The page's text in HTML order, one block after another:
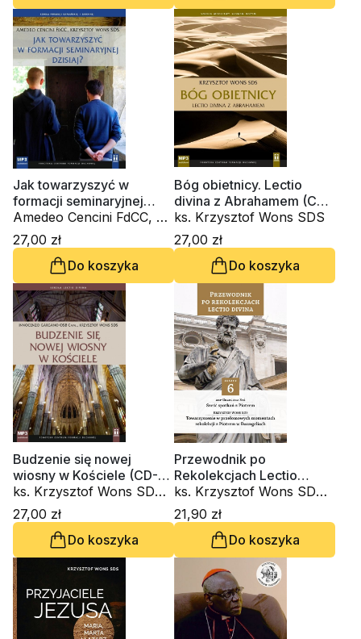
Jak towarzyszyć w
formacji seminaryjnej
dzisiaj? (CD-audiobook)
Amedeo Cencini FdCC, ks.
Krzysztof Wons SDS
27,00 zł
Do koszyka
Bóg obietnicy. Lectio
divina z Abrahamem (CD-
audiobook)
ks. Krzysztof Wons SDS
27,00 zł
Do koszyka
Budzenie się nowej
wiosny w Kościele (CD-
audiobook)
ks. Krzysztof Wons SDS,
Innocenzo Gargano
OSBCam.
27,00 zł
Do koszyka
Przewodnik po
Rekolekcjach Lectio
Divina. Zeszyt 6
ks. Krzysztof Wons SDS,
21,90 zł
Do koszyka